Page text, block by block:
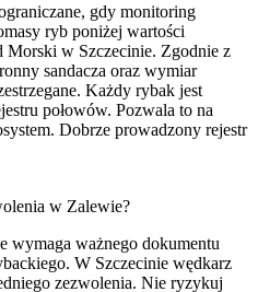
gdy monitoring
ryb poniżej wartości
Morski w Szczecinie. Zgodnie z
sandacza oraz wymiar
Każdy rybak jest
połowów. Pozwala to na
Dobrze prowadzony rejestr
w Zalewie?
wymaga ważnego dokumentu
W Szczecinie wędkarz
zezwolenia. Nie ryzykuj